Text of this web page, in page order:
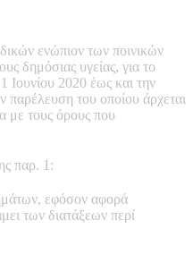
ενώπιον των ποινικών
δημόσιας υγείας, για το
Ιουνίου 2020 έως και την
παρέλευση του οποίου άρχεται
με τους όρους που
παρ. 1:
εφόσον αφορά
των διατάξεων περί